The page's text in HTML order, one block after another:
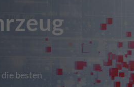
besten